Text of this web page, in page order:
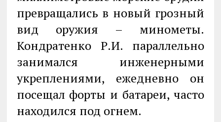
превращались в новый грозный
вид оружия – минометы.
Кондратенко Р.И. параллельно
занимался инженерными
укреплениями, ежедневно он
посещал форты и батареи, часто
находился под огнем.